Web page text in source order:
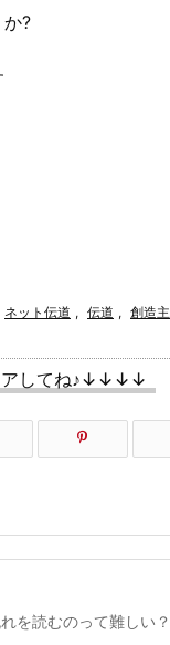
?
ネット伝道 , 伝道 , 創造主
アしてね♪↓↓↓↓
を読むのって難しい？